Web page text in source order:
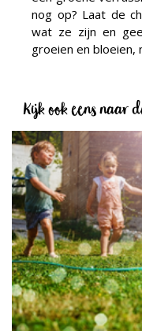
nog op? Laat de
wat ze zijn en
groeien en bloeien,
Kijk ook eens naar